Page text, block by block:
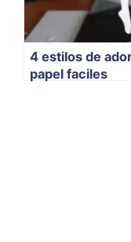
4 estilos de
papel faciles